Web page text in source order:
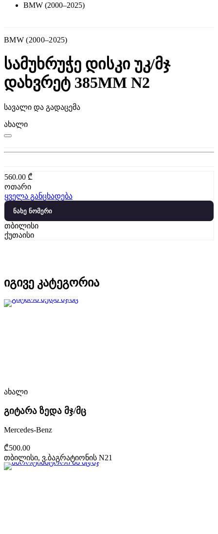
BMW (2000–2025)
BMW (2000–2025)
სამუხრუჭე დისკი უკ/მჯ
დახვრეტ 385MM N2
სავალი და გადაცემა
ახალი
560.00 ₾
ოთარი
ყველა განცხადება
ნახე ნომერი
თბილისი
ქუთაისი
იგივე კატეგორია
ახალი
გიტარა ზედა მჯ/მც
Mercedes-Benz
₾500.00
თბილისი, ვ.ბაგრატიონის N21